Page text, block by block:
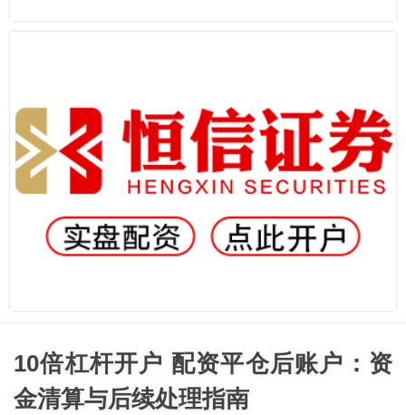
10倍杠杆开户 配资平仓后账户：资
金清算与后续处理指南